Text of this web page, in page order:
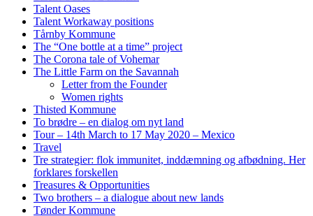
Talent Oases
Talent Workaway positions
Tårnby Kommune
The “One bottle at a time” project
The Corona tale of Vohemar
The Little Farm on the Savannah
Letter from the Founder
Women rights
Thisted Kommune
To brødre – en dialog om nyt land
Tour – 14th March to 17 May 2020 – Mexico
Travel
Tre strategier: flok immunitet, inddæmning og afbødning. Her
forklares forskellen
Treasures & Opportunities
Two brothers – a dialogue about new lands
Tønder Kommune